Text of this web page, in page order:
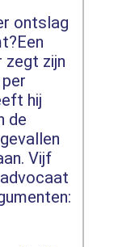
ontslag
zegt zijn
hij
de
Vijf